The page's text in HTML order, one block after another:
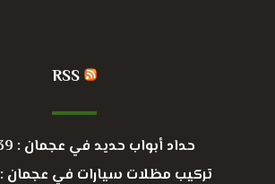
RSS
حداد أبواب حديد في عجمان : 0503163139
تركيب مظلات سيارات في عجمان : 0503163139